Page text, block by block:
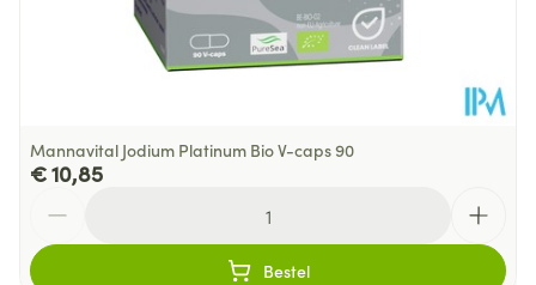
Mannavital Jodium Platinum Bio V-caps 90
€ 10,85
Bestel